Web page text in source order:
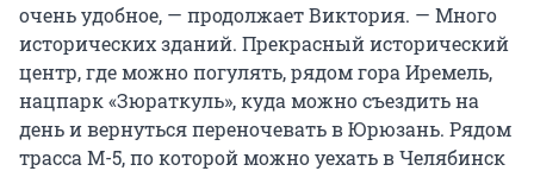
очень удобное, — продолжает Виктория. — Много
исторических зданий. Прекрасный исторический
центр, где можно погулять, рядом гора Иремель,
нацпарк «Зюраткуль», куда можно съездить на
день и вернуться переночевать в Юрюзань. Рядом
трасса М-5, по которой можно уехать в Челябинск